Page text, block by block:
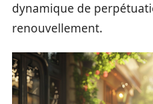
dynamique de
renouvellement.